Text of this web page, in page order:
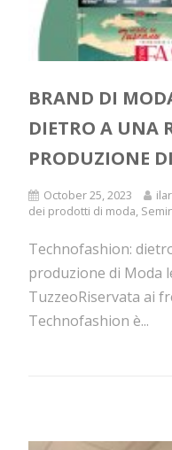
BRAND DI
DIETRO A UNA
PRODUZIONE
October 25, 2023
dei prodotti di moda,
Technofashion:
produzione di Moda
TuzzeoRiservata ai
Technofashion è...